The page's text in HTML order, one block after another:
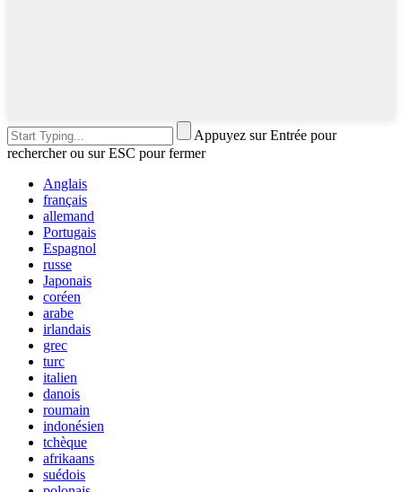
Appuyez sur Entrée pour
rechercher ou sur ESC pour fermer
Anglais
français
allemand
Portugais
Espagnol
russe
Japonais
coréen
arabe
irlandais
grec
turc
italien
danois
roumain
indonésien
tchèque
afrikaans
suédois